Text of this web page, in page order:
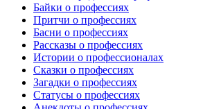
Байки о профессиях
Притчи о профессиях
Басни о профессиях
Рассказы о профессиях
Истории о профессионалах
Сказки о профессиях
Загадки о профессиях
Статусы о профессиях